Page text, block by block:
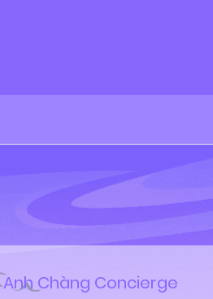
Anh Chàng Concierge